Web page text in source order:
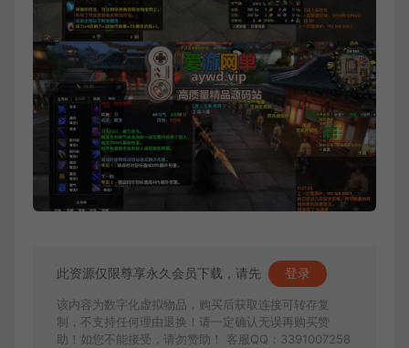
此资源仅限尊享永久会员下载，请先 登录
该内容为数字化虚拟物品，购买后获取连接可转存复
制，不支持任何理由退换！请一定确认无误再购买赞
助！如您不能接受，请勿赞助！ 客服QQ：3391007258